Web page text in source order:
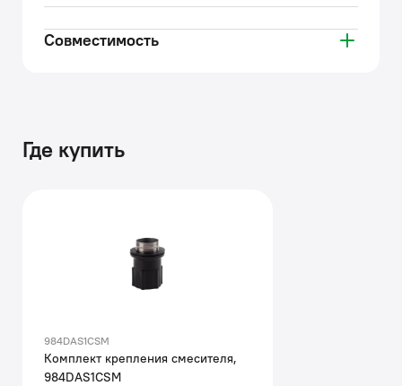
Совместимость
Где купить
984DAS1CSM
Комплект крепления смесителя,
984DAS1CSM